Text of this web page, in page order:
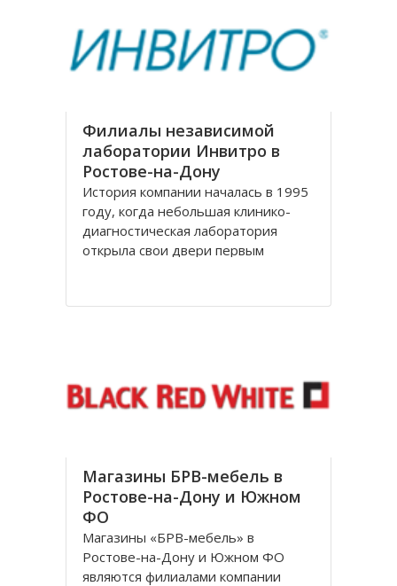
заложенных еще
Филиалы независимой
лаборатории Инвитро в
Ростове-на-Дону
История компании началась в 1995
году, когда небольшая клинико-
диагностическая лаборатория
открыла свои двери первым
доросла до нового статуса, и в
Инвитро
Магазины БРВ-мебель в
Ростове-на-Дону и Южном
ФО
Магазины «БРВ-мебель» в
Ростове-на-Дону и Южном ФО
являются филиалами компании